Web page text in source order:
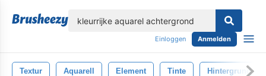
Einloggen Anmelden
Textur Aquarell Element Tinte Hintergrund